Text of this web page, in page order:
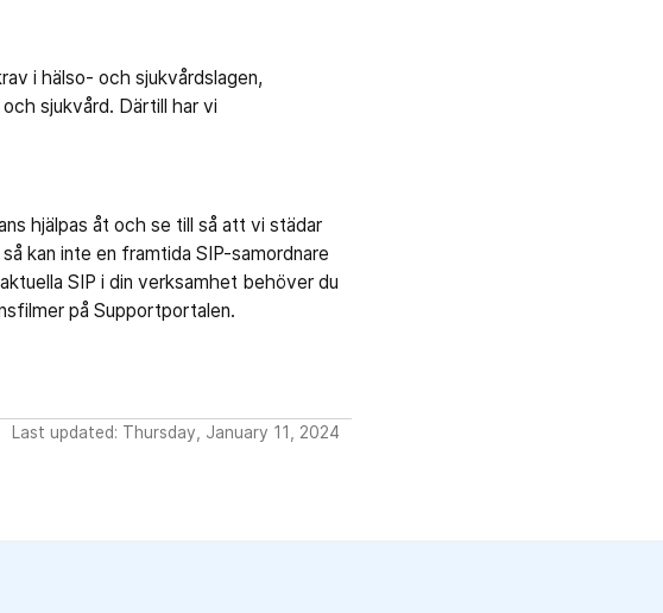
i hälso- och sjukvårdslagen,
sjukvård. Därtill har vi
hjälpas åt och se till så att vi städar
kan inte en framtida SIP-samordnare
SIP i din verksamhet behöver du
på Supportportalen.
Last updated: Thursday, January 11, 2024